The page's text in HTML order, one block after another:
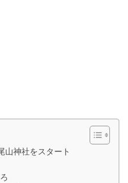
山神社をスタート